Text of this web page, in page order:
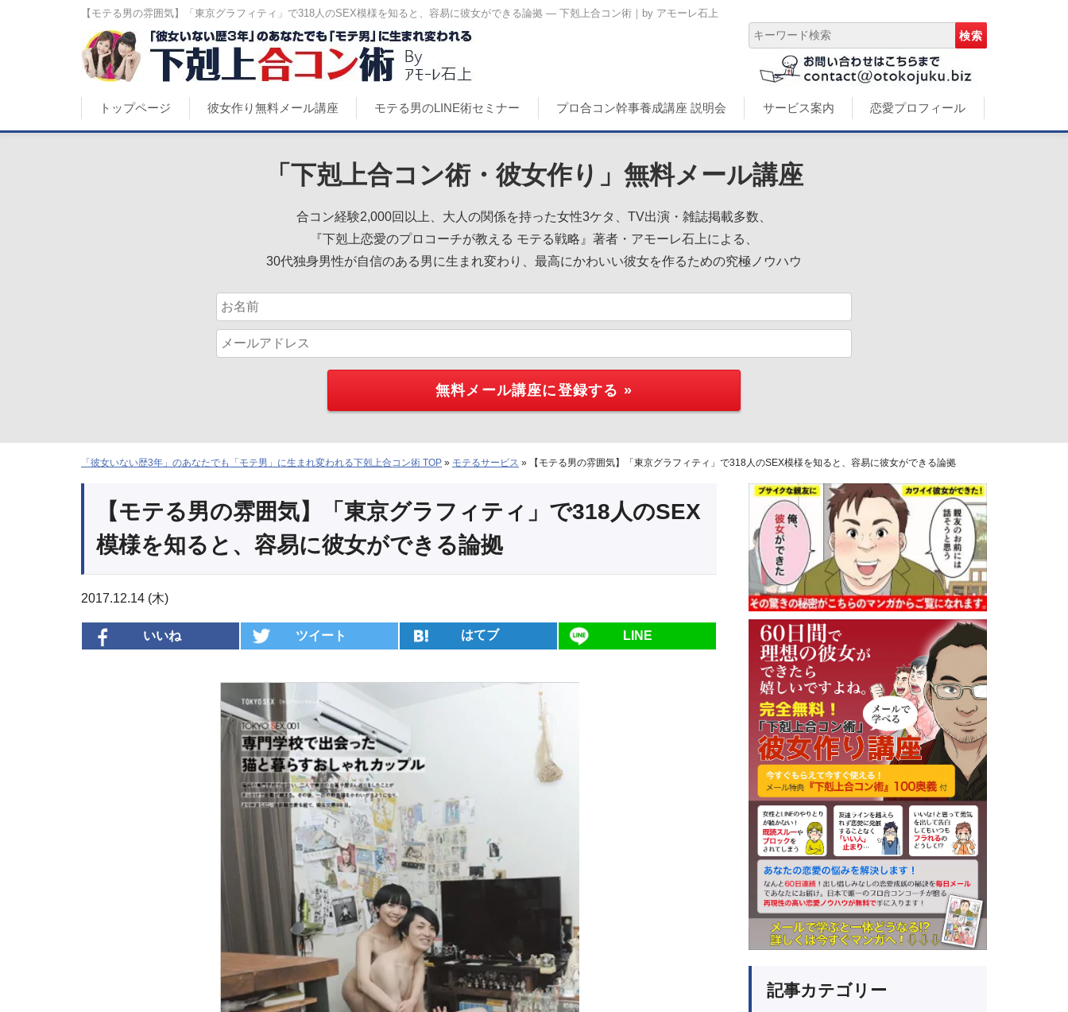
【モテる男の雰囲気】「東京グラフィティ」で318人のSEX模様を知ると、容易に彼女ができる論拠 ― 下剋上合コン術｜by アモーレ石上
トップページ 彼女作り無料メール講座 モテる男のLINE術セミナー プロ合コン幹事養成講座 説明会 サービス案内 恋愛プロフィール
「下剋上合コン術・彼女作り」無料メール講座
合コン経験2,000回以上、大人の関係を持った女性3ケタ、TV出演・雑誌掲載多数、
『下剋上恋愛のプロコーチが教える モテる戦略』著者・アモーレ石上による、
30代独身男性が自信のある男に生まれ変わり、最高にかわいい彼女を作るための究極ノウハウ
「彼女いない歴3年」のあなたでも「モテ男」に生まれ変われる下剋上合コン術 TOP » モテるサービス » 【モテる男の雰囲気】「東京グラフィティ」で318人のSEX模様を知ると、容易に彼女ができる論拠
【モテる男の雰囲気】「東京グラフィティ」で318人のSEX
模様を知ると、容易に彼女ができる論拠
2017.12.14 (木)
いいね ツイート はてブ LINE
記事カテゴリー